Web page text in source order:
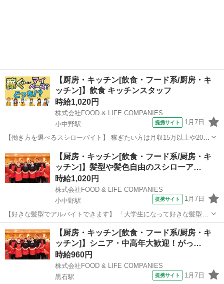
【厨房・キッチン[飲食・フード系/厨房・キ
ッチン]】飲食 キッチンスタッフ
時給1,020円
株式会社FOOD & LIFE COMPANIES
小中野駅
提携サイト 1月7日
【働き方を選べるスシローバイト】 稼ぎたい方は月収15万以上や20万
円以上が可能！※店舗により異なります マイペースに働きたい方は週
2日3時間勤務からOK あなたの希望する働き方が選べます 今月はシフ
ト多めで一気に稼いで ...
青森 八戸市 小中野駅 レストラン
【厨房・キッチン[飲食・フード系/厨房・キ
ッチン]】髪型や髪色自由のスシローア…
時給1,020円
株式会社FOOD & LIFE COMPANIES
小中野駅
提携サイト 1月7日
【好きな髪型でアルバイトできます】 「大学生になって好きな髪型に
できた」 「少し派手目の今の髪色はお気に入り」 「髪型や髪色くらい
自由にしたい」 その思いのまま応募して下さい 【あなたにキッチンを
お任せします】 ■調理や調...
青森 八戸市 小中野駅 レストラン
【厨房・キッチン[飲食・フード系/厨房・キ
ッチン]】シニア・中高年大歓迎！がっ…
時給960円
株式会社FOOD & LIFE COMPANIES
黒石駅
提携サイト 1月7日